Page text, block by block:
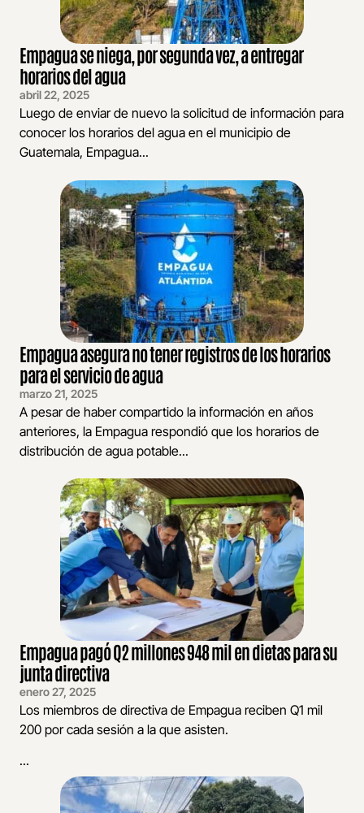
Empagua se niega, por segunda vez, a entregar
horarios del agua
abril 22, 2025
Luego de enviar de nuevo la solicitud de información para
conocer los horarios del agua en el municipio de
Guatemala, Empagua...
Empagua asegura no tener registros de los horarios
para el servicio de agua
marzo 21, 2025
A pesar de haber compartido la información en años
anteriores, la Empagua respondió que los horarios de
distribución de agua potable...
Empagua pagó Q2 millones 948 mil en dietas para su
junta directiva
enero 27, 2025
Los miembros de directiva de Empagua reciben Q1 mil
200 por cada sesión a la que asisten.
...